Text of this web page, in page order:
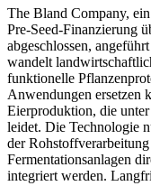
The Bland Company,
Pre-Seed-Finanzierung
abgeschlossen,
wandelt
funktionelle
Anwendungen ersetzen
Eierproduktion, die
leidet. Die Technologie
der
Fermentationsanlagen
integriert werden.